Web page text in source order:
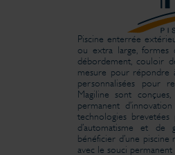
Piscine enterrée
ou extra large, formes
débordement, couloir
mesure pour répondre
personnalisées pour
Magiline sont
permanent
technologies
d’automatisme et de
bénéficier d’une
avec le souci